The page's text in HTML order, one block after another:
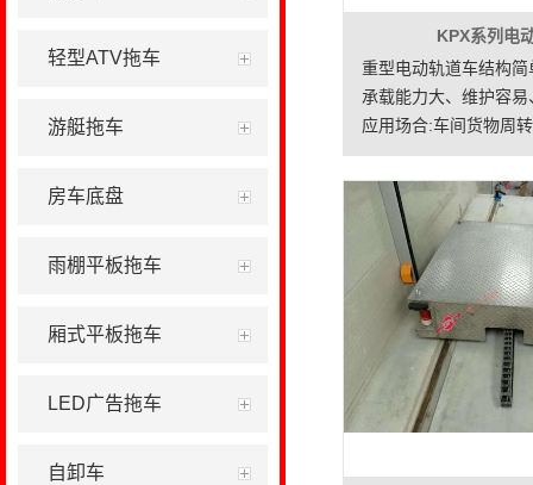
轻型ATV拖车
游艇拖车
房车底盘
雨棚平板拖车
厢式平板拖车
LED广告拖车
自卸车
KPX系列电
重型电动轨道车结构
承载能力大、维护容
应用场合:车间货物周